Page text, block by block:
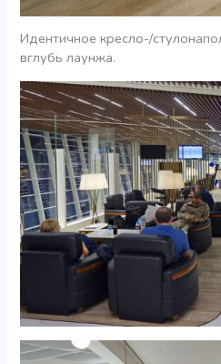
Идентичное кресло-/
вглубь лаунжа.